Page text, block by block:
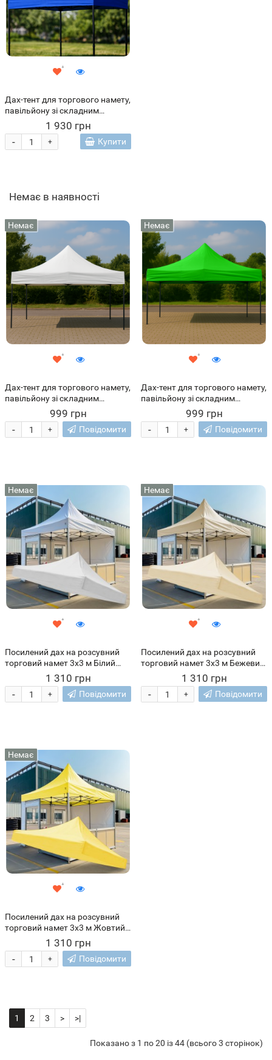
Дах-тент для торгового намету,
павільйону зі складним
каркасом 3х6 м Синій (ARSH)
1 930 грн
+
- Купити
Немає в наявності
Немає
Дах-тент для торгового намету,
павільйону зі складним
каркасом 2х3 м Білий
999 грн
+
- Повідомити
Немає
Дах-тент для торгового намету,
павільйону зі складним
каркасом 2х3 м Зелений
999 грн
+
- Повідомити
Немає
Посилений дах на розсувний
торговий намет 3х3 м Білий
1 310 грн
+
- Повідомити
Немає
Посилений дах на розсувний
торговий намет 3х3 м Бежевий
1 310 грн
+
- Повідомити
Немає
Посилений дах на розсувний
торговий намет 3х3 м Жовтий
1 310 грн
+
- Повідомити
1 2 3 > >|
Показано з 1 по 20 із 44 (всього 3 сторінок)